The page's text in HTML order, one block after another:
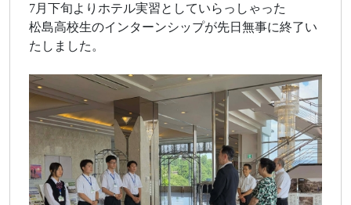
7月下旬よりホテル実習としていらっしゃった
松島高校生のインターンシップが先日無事に終了い
たしました。